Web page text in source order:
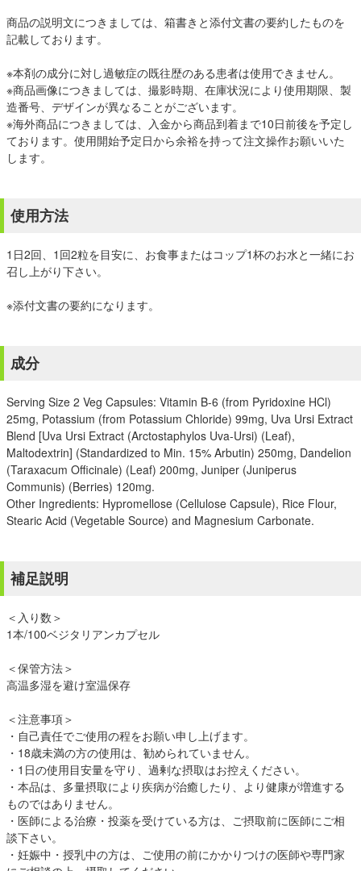
商品の説明文につきましては、箱書きと添付文書の要約したものを
記載しております。
※本剤の成分に対し過敏症の既往歴のある患者は使用できません。
※商品画像につきましては、撮影時期、在庫状況により使用期限、製
造番号、デザインが異なることがございます。
※海外商品につきましては、入金から商品到着まで10日前後を予定し
ております。使用開始予定日から余裕を持って注文操作お願いいた
します。
使用方法
1日2回、1回2粒を目安に、お食事またはコップ1杯のお水と一緒にお
召し上がり下さい。
※添付文書の要約になります。
成分
Serving Size 2 Veg Capsules: Vitamin B-6 (from Pyridoxine HCl)
25mg, Potassium (from Potassium Chloride) 99mg, Uva Ursi Extract
Blend [Uva Ursi Extract (Arctostaphylos Uva-Ursi) (Leaf),
Maltodextrin] (Standardized to Min. 15% Arbutin) 250mg, Dandelion
(Taraxacum Officinale) (Leaf) 200mg, Juniper (Juniperus
Communis) (Berries) 120mg.
Other Ingredients: Hypromellose (Cellulose Capsule), Rice Flour,
Stearic Acid (Vegetable Source) and Magnesium Carbonate.
補足説明
＜入り数＞
1本/100ベジタリアンカプセル
＜保管方法＞
高温多湿を避け室温保存
＜注意事項＞
・自己責任でご使用の程をお願い申し上げます。
・18歳未満の方の使用は、勧められていません。
・1日の使用目安量を守り、過剰な摂取はお控えください。
・本品は、多量摂取により疾病が治癒したり、より健康が増進する
ものではありません。
・医師による治療・投薬を受けている方は、ご摂取前に医師にご相
談下さい。
・妊娠中・授乳中の方は、ご使用の前にかかりつけの医師や専門家